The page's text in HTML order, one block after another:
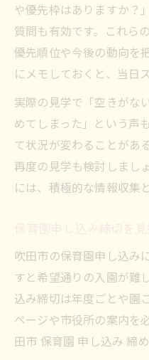
や優先枠はありますか？
質問も有効です。これら
優先順位や今後の動向を
にメモしておくと、当日
実際の見学で「空きがな
めてしまった」という声
て状況が変わることがあ
再度の見学も検討しまし
には、積極的な情報収集
保育園申し込み締切を
吹田市の保育園申し込み
すと希望通りの入園が難
込み締切は年度ごとや園
ページや市役所の案内を
田市 保育園 申し込み 締